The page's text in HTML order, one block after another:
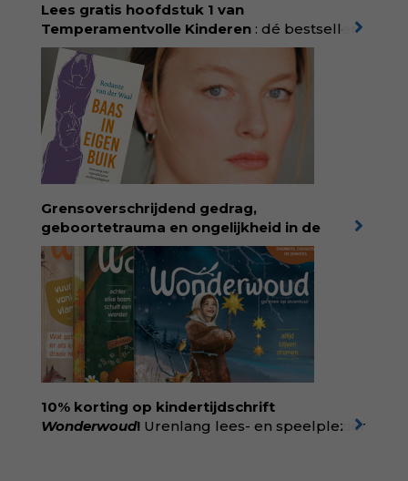
Lees gratis hoofdstuk 1 van
Temperamentvolle Kinderen : dé bestseller
van pedagoog Eva Bronsveld. In het boek
Temperamentvolle kinderen vind je 25 jaar
aan kennis en ervaring. Met ruim 50.000
verkochte exemplaren met recht een
bestseller, waarmee Eva veel gezinnen heeft
kunnen helpen. Ze schrijft met een
liefdevolle kijk op kinderen en veel begrip
voor ouders. Download het hoofdstuk gratis
via:
evabronsveld.plugandpay.nl/r?
id=ZcYxEBJH
Grensoverschrijdend gedrag,
geboortetrauma en ongelijkheid in de
geboortezorg:in Baas in eigen buik verbindt
filosoof en vroedvrouw Rodante van der Waal
persoonlijke ervaringen aan structureel
onrecht en introduceert ze reproductieve
rechtvaardigheid als een collectieve, radicale
praktijk van zorg. Voor iedereen die wil
begrijpen wat er speelt rond vruchtbaarheid
en geboorte. Koop het boek via
singeluitgeverijen.nl/nijgh-van-
ditmar/boek/baas-in-eigen-buik
10% korting op kindertijdschrift
Wonderwoud! Urenlang lees- en speelplezier